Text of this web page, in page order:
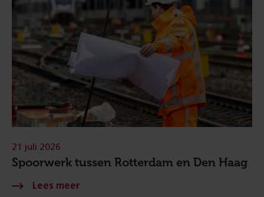
Spoorwerk tussen Rotterdam en Den Haag
21 juli 2026